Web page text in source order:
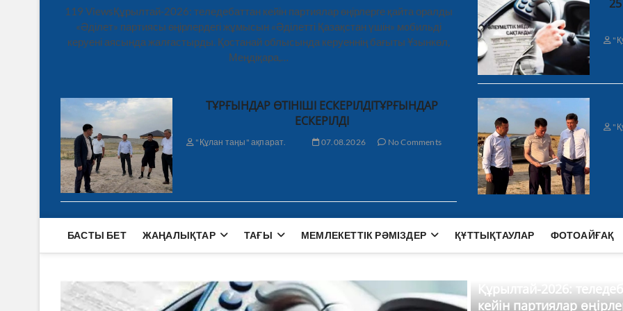
119 ViewsҚұрылтай-2026: теледебаттан кейін партиялар өңірлерге қайта оралды
«Әділет» партиясы өңірлердегі жұмысын «Әділетті Қазақстан үшін» мобильді
керуені аясында жалғастырды. Қостанай облысында керуеннің бағыты Ұзынкөл,
Меңдіқара,…
ТҰРҒЫНДАР ӨТІНІШІ ЕСКЕРІЛДІТҰРҒЫНДАР
ЕСКЕРІЛДІ
"Құлан таңы" ақпарат. 07.08.2026 No Comments
БАСТЫ БЕТ ЖАҢАЛЫҚТАР ТАҒЫ МЕМЛЕКЕТТІК РӘМІЗДЕР ҚҰТТЫҚТАУЛАР ФОТОАЙҒАҚ
Құрылтай-2026:
кейін партиялар